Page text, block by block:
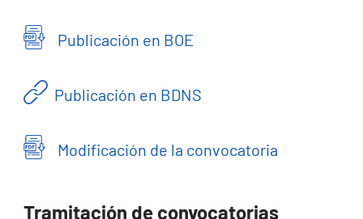
Publicación en BOE
Publicación en BDNS
Modificación de la convocatoria
Tramitación de convocatorias